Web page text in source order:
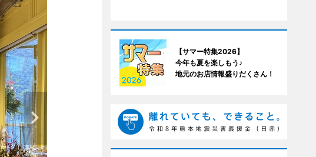
【サマー特集2026】
今年も夏を楽しもう♪
地元のお店情報盛りだくさん！